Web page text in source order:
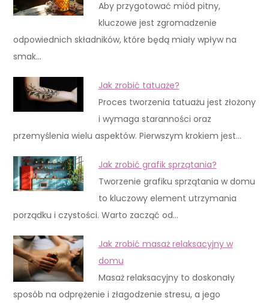
Aby przygotować miód pitny,
kluczowe jest zgromadzenie
odpowiednich składników, które będą miały wpływ na
smak…
Jak zrobić tatuaże?
Proces tworzenia tatuażu jest złożony
i wymaga staranności oraz
przemyślenia wielu aspektów. Pierwszym krokiem jest…
Jak zrobić grafik sprzątania?
Tworzenie grafiku sprzątania w domu
to kluczowy element utrzymania
porządku i czystości. Warto zacząć od…
Jak zrobić masaż relaksacyjny w
domu
Masaż relaksacyjny to doskonały
sposób na odprężenie i złagodzenie stresu, a jego